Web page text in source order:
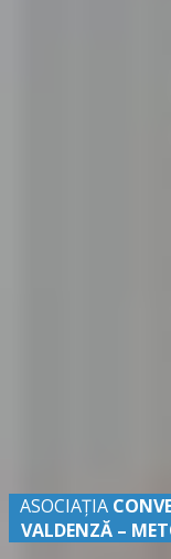
ASOCIAȚIA
VALDENZĂ –